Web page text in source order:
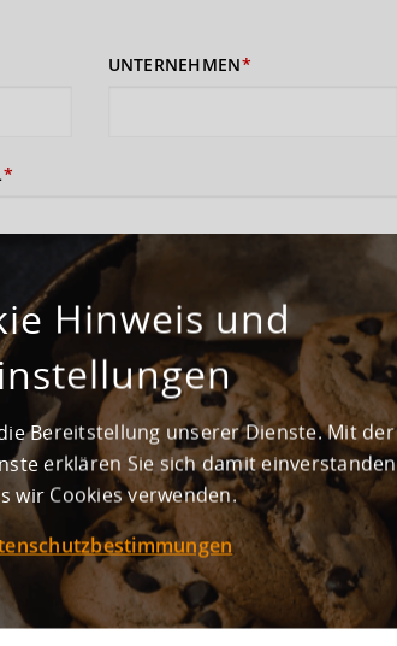
UNTERNEHMEN
dass Ihre Daten zur Bearbeitung Ihres Anliegens
in derDatenschutzerklärung und den AGB
Hinweis und
Bereitstellung unserer Dienste. Mit der
erklären Sie sich damit
wir Cookies verwenden.